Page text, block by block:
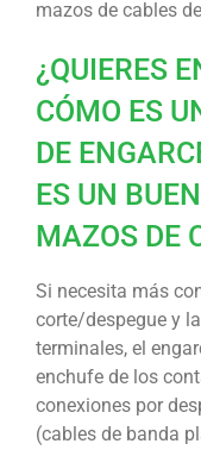
mazos de cables
¿QUIERES
CÓMO ES
DE
ES UN
MAZOS DE
Si necesita más
corte/despegue y
terminales, el
enchufe de los
conexiones por
(cables de banda